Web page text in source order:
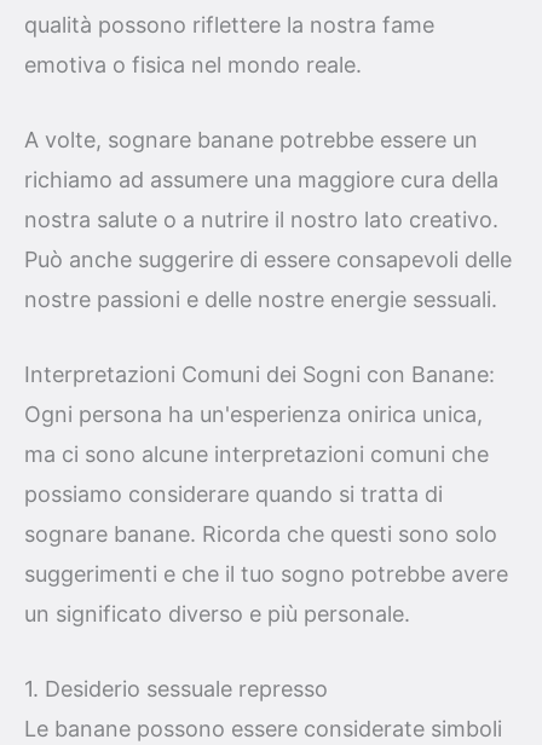
qualità possono riflettere la nostra fame
emotiva o fisica nel mondo reale.
A volte, sognare banane potrebbe essere un
richiamo ad assumere una maggiore cura della
nostra salute o a nutrire il nostro lato creativo.
Può anche suggerire di essere consapevoli delle
nostre passioni e delle nostre energie sessuali.
Interpretazioni Comuni dei Sogni con Banane:
Ogni persona ha un'esperienza onirica unica,
ma ci sono alcune interpretazioni comuni che
possiamo considerare quando si tratta di
sognare banane. Ricorda che questi sono solo
suggerimenti e che il tuo sogno potrebbe avere
un significato diverso e più personale.
1. Desiderio sessuale represso
Le banane possono essere considerate simboli